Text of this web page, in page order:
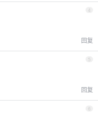
4
回复
5
回复